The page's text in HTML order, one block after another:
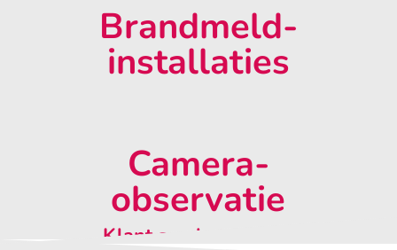
Brandmeld-
installaties
Camera-
observatie
Klant aan het woord: